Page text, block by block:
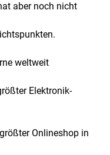
aber noch nicht
weltweit
Elektronik-
Onlineshop in